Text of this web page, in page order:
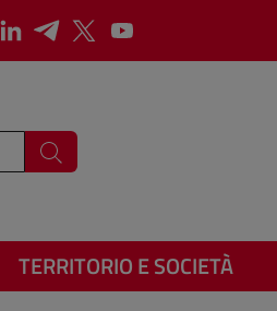
Telegram
X Youtube
Cerca
TERRITORIO E SOCIETÀ